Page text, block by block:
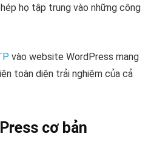
họ tập trung vào những công
vào website WordPress mang
toàn diện trải nghiệm của cả
cơ bản